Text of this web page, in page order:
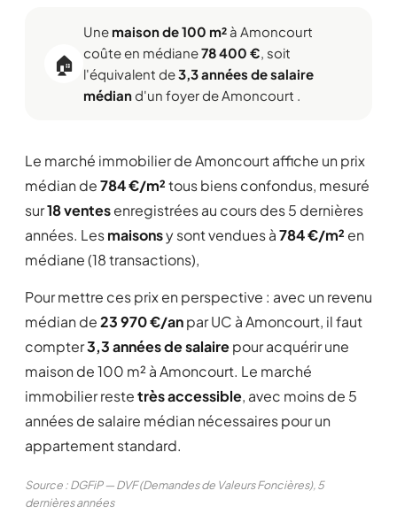
🏠
Une maison de 100 m² à Amoncourt
coûte en médiane78 400 €, soit
l'équivalent de3,3 années de salaire
médiand'un foyer de Amoncourt .
Le marché immobilier de Amoncourt affiche un prix
médian de784 €/m²tous biens confondus, mesuré
sur18 ventesenregistrées au cours des 5 dernières
années. Lesmaisonsy sont vendues à784 €/m² en
médiane (18 transactions),
Pour mettre ces prix en perspective : avec un revenu
médian de23 970 €/anpar UC à Amoncourt, il faut
compter3,3 années de salairepour acquérir une
maison de 100 m² à Amoncourt. Le marché
immobilier restetrès accessible, avec moins de 5
années de salaire médian nécessaires pour un
appartement standard.
Source : DGFiP — DVF (Demandes de Valeurs Foncières), 5
dernières années